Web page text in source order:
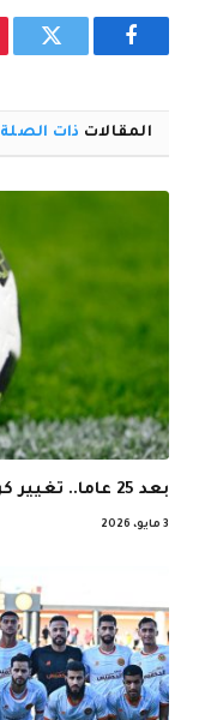
فيسبوك تويتر
المقالات ذات الصلة
بعد 25 عاما.. تغيير كرة مباريات دوري أبطال أوروبا
3 مايو، 2026